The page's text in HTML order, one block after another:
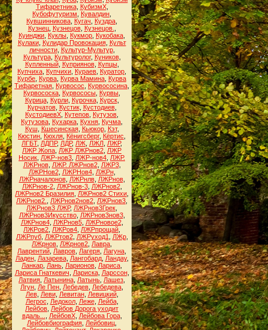
Тифаретника, КубизмХ,
Кубофутуризм
Кувалдин
Кувшинникова Кугач Куздра
Кузнец, Кузнецов, Кузнецов.
Куинджи Куклы Кукмор Кукобака
Кулаки, Кулидар Провокация, Культ
личности, Культур-Мультур,
Культура, Культуролог, Куников,
Купленный, Куприянов, Купцы,
Купчиха Купчихи Кураев Куратор
Курбе Курва Курва Мамина Курва
Тифаретная Курвосос Курвососина
Курвососка Курвососы Курвы
Курица, Курли, Курочка, Курск,
Курчатов, Кустик, Кустодиев,
КустодиевХ Кутепов Кутузов
Кутузова Кухарка Кухня Кучма
Куш
Кшесинская, Кьюкор, Кэт,
Кюстин Кюхля Кёнигсберг, Кёртис
ЛГБТ, ЛДПР, ЛДР, ЛЖ ЛЖЛ ЛЖР,
ЛЖР Жопа ЛЖР ЛЖРнов2 ЛЖР
Носик ЛЖР-нов3 ЛЖР-нов4 ЛЖР.
ЛЖРнов, ЛЖР. ЛЖРнов2, ЛЖР3,
ЛЖРНов2, ЛЖРНов4, ЛЖРн,
ЛЖРначалонов, ЛЖРнлв, ЛЖРнов,
ЛЖРнов-2, ЛЖРнов-3, ЛЖРнов2,
ЛЖРнов2 Бразилия ЛЖРнов2 Стихи
ЛЖРнов2.
ЛЖРнов2нов2 ЛЖРнов3
ЛЖРнов3 ЛЖР, ЛЖРнов3Грек
ЛЖРнов3Икусство, ЛЖРнов3нов3,
ЛЖРнов4, ЛЖРнов5, ЛЖРновое2,
ЛЖРов2 ЛЖРов4 ЛЖРпрощай
ЛЖРпуб, ЛЖРтов2, ЛЖРуход1 ЛЖр,
ЛЖрнов ЛЖрнов2 Лавра
Лаврентий Лавров Лагеря Лагуна
Ладен, Лазарева, Лангобард, Ландау,
Ланкар Лань Ларионов Лариса
Лариса Гнаткевич
Лариска, Ларссон,
Латвия Латынина Латынь Лашез
Лгун Ле Пен Лебедев Лебедева
Лев, Леви, Левитан, Левицкий,
Легрос
Ледокол, Леже, Лейба,
Лейбов Лейбов Дорога уходит
вдаль...
ЛейбовХ, Лейбова Гора,
Лейбовбиография Лейбовиц